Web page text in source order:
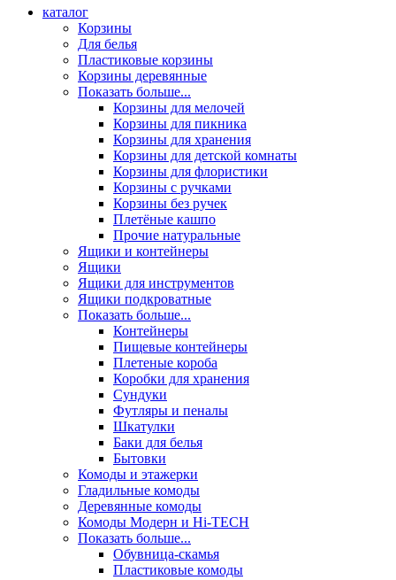
каталог
Корзины
Для белья
Пластиковые корзины
Корзины деревянные
Показать больше...
Корзины для мелочей
Корзины для пикника
Корзины для хранения
Корзины для детской комнаты
Корзины для флористики
Корзины с ручками
Корзины без ручек
Плетёные кашпо
Прочие натуральные
Ящики и контейнеры
Ящики
Ящики для инструментов
Ящики подкроватные
Показать больше...
Контейнеры
Пищевые контейнеры
Плетеные короба
Коробки для хранения
Сундуки
Футляры и пеналы
Шкатулки
Баки для белья
Бытовки
Комоды и этажерки
Гладильные комоды
Деревянные комоды
Комоды Модерн и Hi-TECH
Показать больше...
Обувница-скамья
Пластиковые комоды